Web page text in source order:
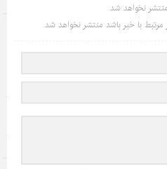
نخواهد شد.
مرتبط با خبر باشد منتشر نخواهد شد.